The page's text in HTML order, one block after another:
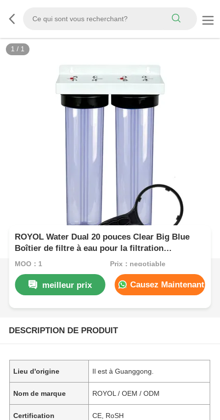
1 / 1
ROYOL Water Dual 20 pouces Clear Big Blue
Boîtier de filtre à eau pour la filtration
commerciale de toute la maison
MOQ：1 Prix：negotiable
meilleur prix Causez Maintenant
DESCRIPTION DE PRODUIT
Lieu d'origine Il est à Guanggong.
Nom de marque ROYOL / OEM / ODM
Certification CE, RoSH